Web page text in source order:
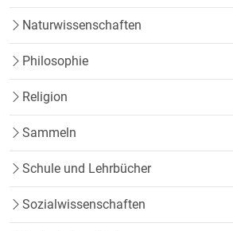
Naturwissenschaften
Philosophie
Religion
Sammeln
Schule und Lehrbücher
Sozialwissenschaften